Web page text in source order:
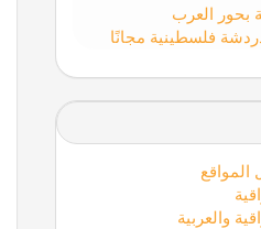
العرب
فلسطينية مجانًا
المواقع
والعربية